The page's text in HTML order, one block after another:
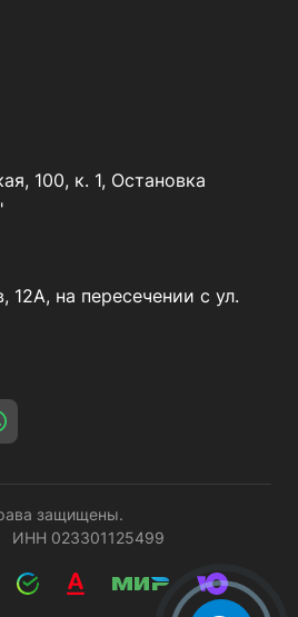
100, к. 1, Остановка
12А, на пересечении с ул.
защищены.
ИНН 023301125499